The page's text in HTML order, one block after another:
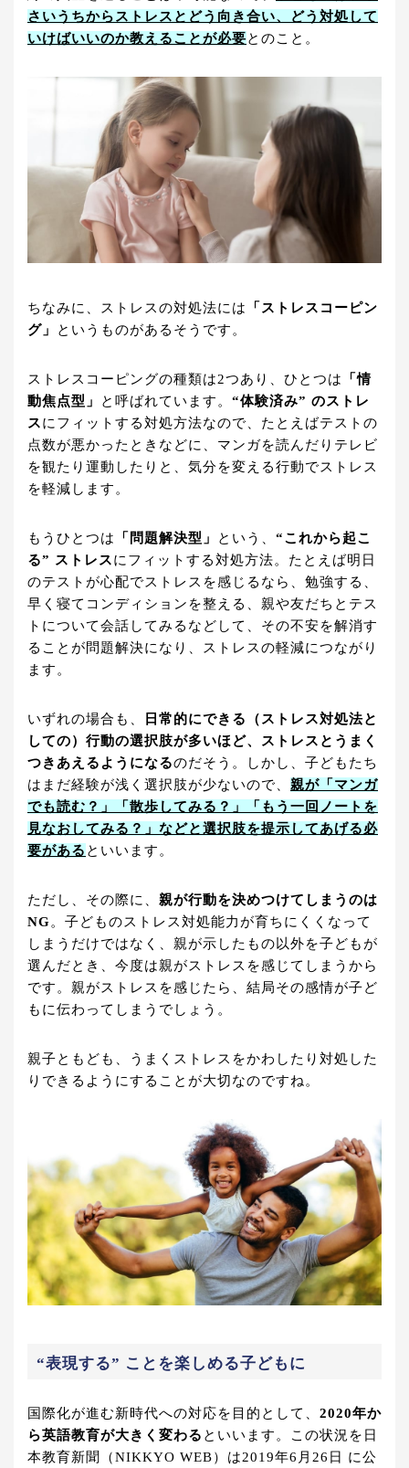
さいうちからストレスとどう向き合い、どう対処して
いけばいいのか教えることが必要とのこと。
ちなみに、ストレスの対処法には
「ストレスコーピン
グ」
というものがあるそうです。
ストレスコーピングの種類は2つあり、ひとつは
「情
動焦点型」
と呼ばれています。 “体験済み” のストレ
スにフィットする対処方法なので、たとえばテストの
点数が悪かったときなどに、マンガを読んだりテレビ
を観たり運動したりと、気分を変える行動でストレス
を軽減します。
もうひとつは 「問題解決型」 という、 “これから起こ
る” ストレスにフィットする対処方法。たとえば明日
のテストが心配でストレスを感じるなら、勉強する、
早く寝てコンディションを整える、親や友だちとテス
トについて会話してみるなどして、その不安を解消す
ることが問題解決になり、ストレスの軽減につながり
ます。
いずれの場合も、
日常的にできる（ストレス対処法と
しての）行動の選択肢が多いほど、ストレスとうまく
つきあえるようになるのだそう。しかし、子どもたち
はまだ経験が浅く選択肢が少ないので、 親が「マンガ
でも読む？」「散歩してみる？」「もう一回ノートを
見なおしてみる？」などと選択肢を提示してあげる必
要がある といいます。
ただし、その際に、 親が行動を決めつけてしまうのは
NG。子どものストレス対処能力が育ちにくくなって
しまうだけではなく、親が示したもの以外を子どもが
選んだとき、今度は親がストレスを感じてしまうから
です。親がストレスを感じたら、結局その感情が子ど
もに伝わってしまうでしょう。
親子ともども、うまくストレスをかわしたり対処した
りできるようにすることが大切なのですね。
“表現する” ことを楽しめる子どもに
国際化が進む新時代への対応を目的として、 2020年か
ら英語教育が大きく変わる といいます。この状況を日
本教育新聞（NIKKYO WEB）は2019年6月26日 に公